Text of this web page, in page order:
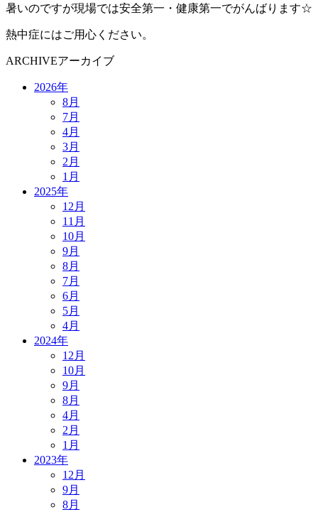
暑いのですが現場では安全第一・健康第一でがんばります☆
熱中症にはご用心ください。
ARCHIVEアーカイブ
2026年
8月
7月
4月
3月
2月
1月
2025年
12月
11月
10月
9月
8月
7月
6月
5月
4月
2024年
12月
10月
9月
8月
4月
2月
1月
2023年
12月
9月
8月